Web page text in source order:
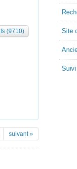
(9710)
suivant »
Site
Suivi